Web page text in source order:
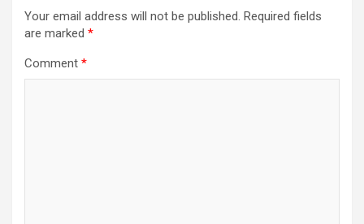
Your email address will not be published. Required fields
are marked *
Comment *